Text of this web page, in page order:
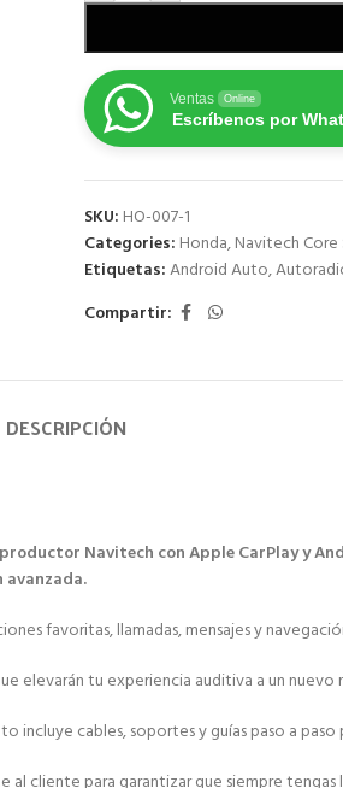
Ventas Online
Escríbenos por
SKU: HO-007-1
Categories: Honda,Navitech Core
Etiquetas:Android Auto,
Compartir:
DESCRIPCIÓN
Navitech con Apple CarPlay y
avanzada.
favoritas, llamadas, mensajes y
elevarán tu experiencia auditiva a un nuevo
incluye cables, soportes y guías paso a